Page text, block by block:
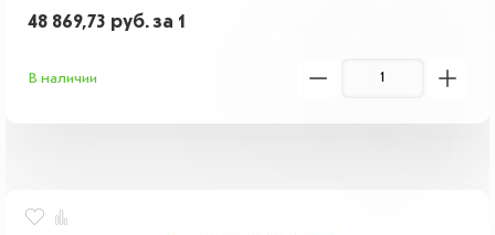
48 869,73 руб.за 1
В наличии